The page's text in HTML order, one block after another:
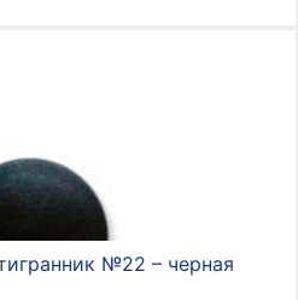
№22 – черная